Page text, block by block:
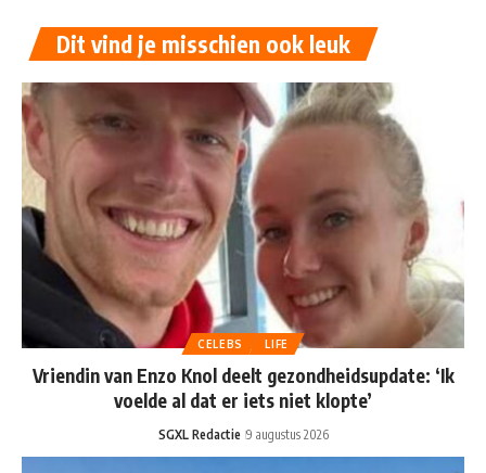
Dit vind je misschien ook leuk
CELEBS LIFE
Vriendin van Enzo Knol deelt gezondheidsupdate: ‘Ik
voelde al dat er iets niet klopte’
SGXL Redactie 9 augustus 2026